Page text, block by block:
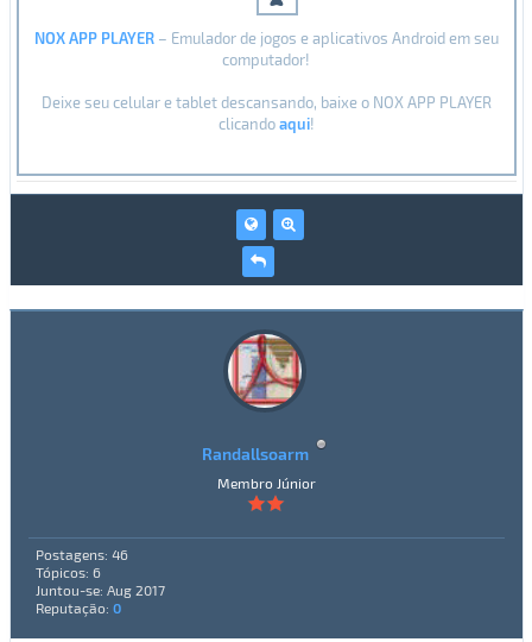
NOX APP PLAYER– Emulador de jogos e aplicativos Android em seu
computador!
Deixe seu celular e tablet descansando, baixe o NOX APP PLAYER
clicandoaqui!
Randallsoarm
Membro Júnior
Postagens: 46
Tópicos: 6
Juntou-se: Aug 2017
Reputação: 0